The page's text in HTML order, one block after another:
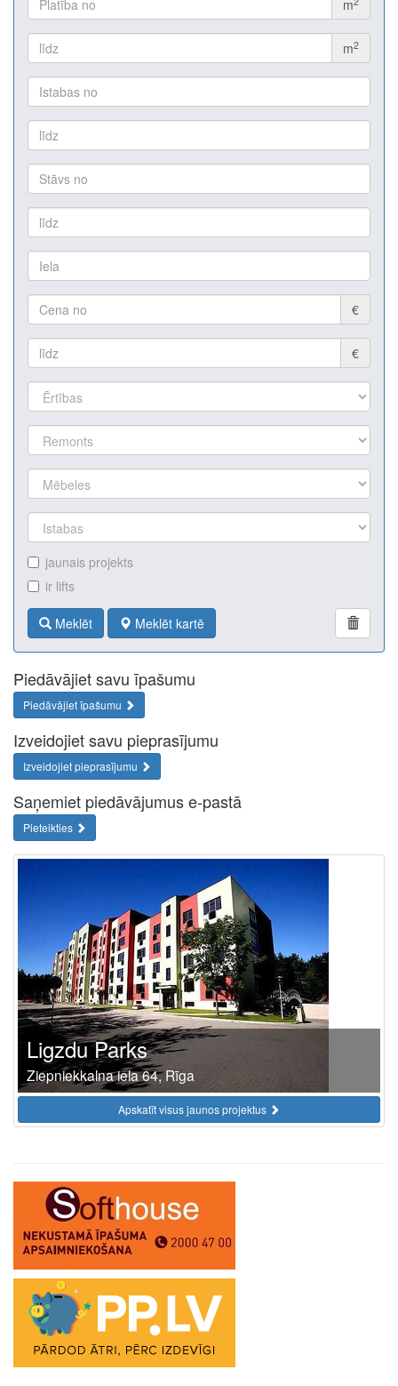
m
m2
€
€
jaunais projekts
ir lifts
Meklēt Meklēt kartē
Piedāvājiet savu īpašumu
Piedāvājiet īpašumu
Izveidojiet savu pieprasījumu
Izveidojiet pieprasījumu
Saņemiet piedāvājumus e-pastā
Pieteikties
Ligzdu Parks
Ziepniekkalna iela 64, Rīga
Apskatīt visus jaunos projektus